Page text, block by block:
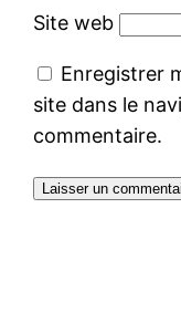
Site web
Enregistrer
site dans le
commentaire.